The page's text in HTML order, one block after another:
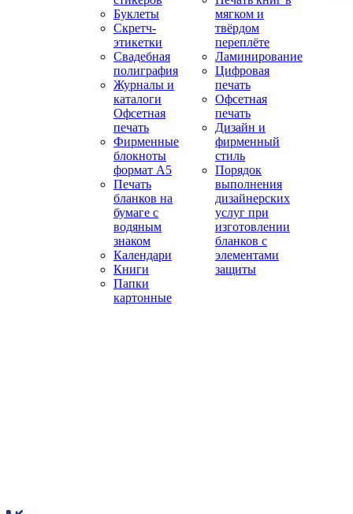
Буклеты
Скретч-
этикетки
Свадебная
полиграфия
Журналы и
каталоги
Офсетная
печать
Фирменные
блокноты
формат А5
Печать
бланков на
бумаге с
водяным
знаком
Календари
Книги
Папки
картонные
мягком и
твёрдом
переплёте
Ламинирование
Цифровая
печать
Офсетная
печать
Дизайн и
фирменный
стиль
Порядок
выполнения
дизайнерских
услуг при
изготовлении
бланков с
элементами
защиты